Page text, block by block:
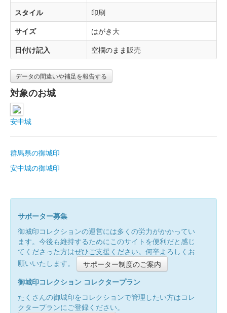
スタイル
印刷
サイズ
はがき大
日付け記入
空欄のまま販売
データの間違いや補足を報告する
対象のお城
安中城
群馬県の御城印
安中城の御城印
サポーター募集
御城印コレクションの運営には多くの労力がかかってい
ます。今後も維持するためにこのサイトを便利だと感じ
てくださった方はぜひご支援ください。何卒よろしくお
願いいたします。
サポーター制度のご案内
御城印コレクション コレクタープラン
たくさんの御城印をコレクションで管理したい方はコレ
クタープランにご登録ください。